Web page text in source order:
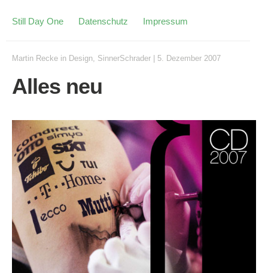
Still Day One Datenschutz Impressum
Martin Recke in Design, SinnerSchrader 5. Dezember 2007
Alles neu